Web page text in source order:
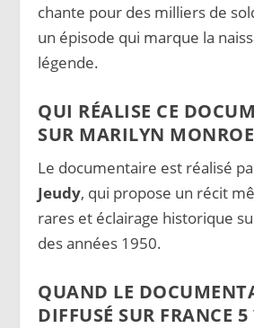
chante pour des milliers de
un épisode qui marque la
légende.
QUI RÉALISE CE
SUR MARILYN
Le documentaire est réalisé
Jeudy, qui propose un récit
rares et éclairage historique
des années 1950.
QUAND LE
DIFFUSÉ SUR FRANCE 5